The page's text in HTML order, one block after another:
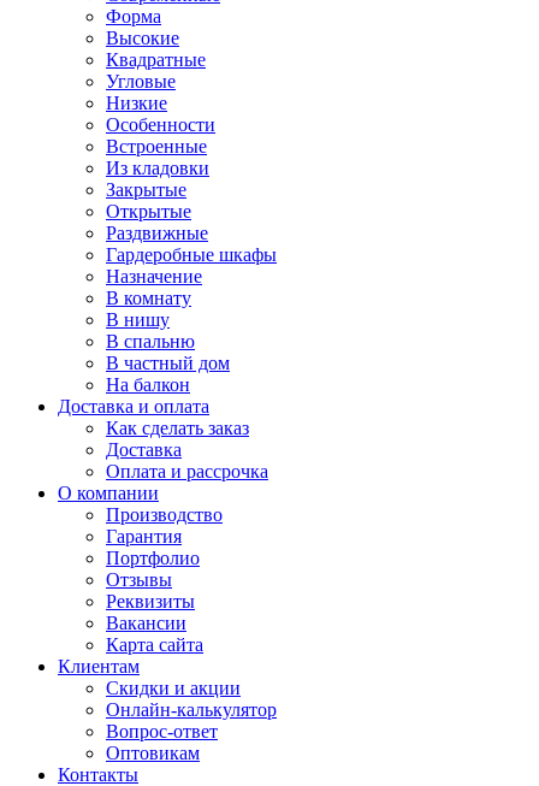
Форма
Высокие
Квадратные
Угловые
Низкие
Особенности
Встроенные
Из кладовки
Закрытые
Открытые
Раздвижные
Гардеробные шкафы
Назначение
В комнату
В нишу
В спальню
В частный дом
На балкон
Доставка и оплата
Как сделать заказ
Доставка
Оплата и рассрочка
О компании
Производство
Гарантия
Портфолио
Отзывы
Реквизиты
Вакансии
Карта сайта
Клиентам
Скидки и акции
Онлайн-калькулятор
Вопрос-ответ
Оптовикам
Контакты